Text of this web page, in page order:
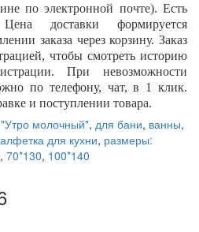
по электронной почте). Есть
Цена доставки формируется
заказа через корзину. Заказ
чтобы смотреть историю
При невозможности
по телефону, чат, в 1 клик.
и поступлении товара.
молочный", для бани, ванны,
для кухни, размеры:
, 70*130, 100*140